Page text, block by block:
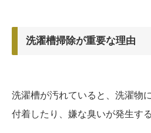
洗濯槽掃除が重要な理由
洗濯槽が汚れていると、洗濯物
付着したり、嫌な臭いが発生す